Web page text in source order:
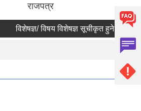
राजपत्र
विशेषज्ञ/ विषय विशेषज्ञ सूचीकृत हुने सम्बन्धमा